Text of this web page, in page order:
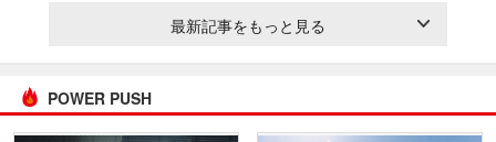
最新記事をもっと見る
POWER PUSH